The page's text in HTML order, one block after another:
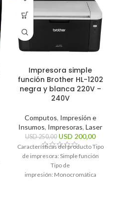
Impresora simple
función Brother HL-1202
negra y blanca 220V –
240V
Computos, Impresión e
Insumos, Impresoras, Laser
USD250,00 USD 200,00
Características del producto Tipo
de impresora: Simple función
Tipo de
impresión: Monocromática